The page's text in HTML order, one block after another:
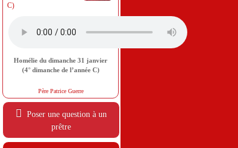
C)
Homélie du dimanche 31 janvier
(4° dimanche de l’année C)
Père Patrice Guerre
Poser une question à un
prêtre